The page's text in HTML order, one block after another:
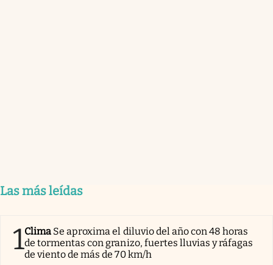
Las más leídas
1Clima Se aproxima el diluvio del año con 48 horas
de tormentas con granizo, fuertes lluvias y ráfagas
de viento de más de 70 km/h